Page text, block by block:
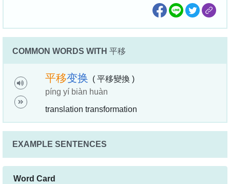
COMMON WORDS WITH 平移
平移变换 ( 平移變換 )
píng yí biàn huàn
translation transformation
EXAMPLE SENTENCES
Word Card